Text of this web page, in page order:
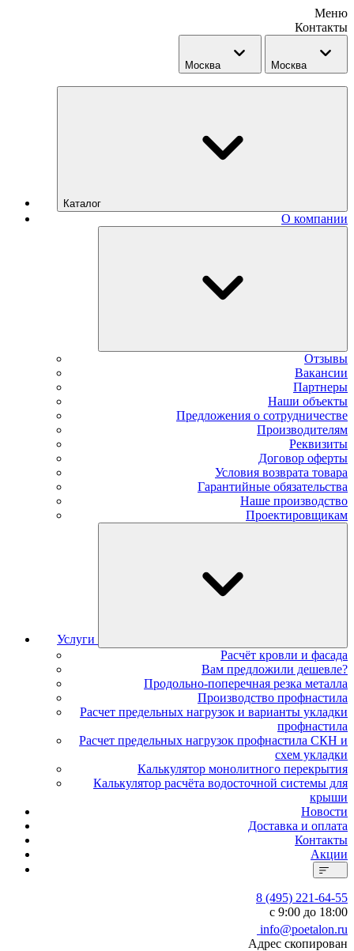
Меню
Контакты
Москва Москва
Каталог
О компании
Отзывы
Вакансии
Партнеры
Наши объекты
Предложения о сотрудничестве
Производителям
Реквизиты
Договор оферты
Условия возврата товара
Гарантийные обязательства
Наше производство
Проектировщикам
Услуги
Расчёт кровли и фасада
Вам предложили дешевле?
Продольно-поперечная резка металла
Производство профнастила
Расчет предельных нагрузок и варианты укладки
профнастила
Расчет предельных нагрузок профнастила СКН и
схем укладки
Калькулятор монолитного перекрытия
Калькулятор расчёта водосточной системы для
крыши
Новости
Доставка и оплата
Контакты
Акции
8 (495) 221-64-55
с 9:00 до 18:00
info@poetalon.ru
Адрес скопирован